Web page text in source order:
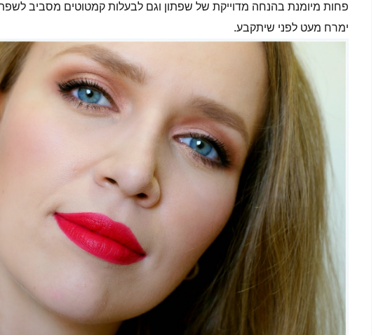
פחות מיומנת בהנחה מדוייקת של שפתון וגם לבעלות קמטוטים מסביב
ימרח מעט לפני שיתקבע.